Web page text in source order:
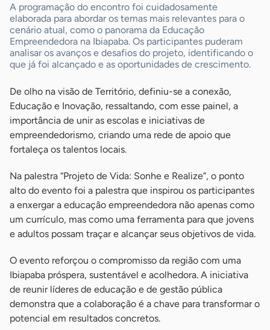
A programação do encontro foi cuidadosamente
elaborada para abordar os temas mais relevantes para o
cenário atual, como o panorama da Educação
Empreendedora na Ibiapaba. Os participantes puderam
analisar os avanços e desafios do projeto, identificando o
que já foi alcançado e as oportunidades de crescimento.
De olho na visão de Território, definiu-se a conexão,
Educação e Inovação, ressaltando, com esse painel, a
importância de unir as escolas e iniciativas de
empreendedorismo, criando uma rede de apoio que
fortaleça os talentos locais.
Na palestra “Projeto de Vida: Sonhe e Realize”, o ponto
alto do evento foi a palestra que inspirou os participantes
a enxergar a educação empreendedora não apenas como
um currículo, mas como uma ferramenta para que jovens
e adultos possam traçar e alcançar seus objetivos de vida.
O evento reforçou o compromisso da região com uma
Ibiapaba próspera, sustentável e acolhedora. A iniciativa
de reunir líderes de educação e de gestão pública
demonstra que a colaboração é a chave para transformar o
potencial em resultados concretos.